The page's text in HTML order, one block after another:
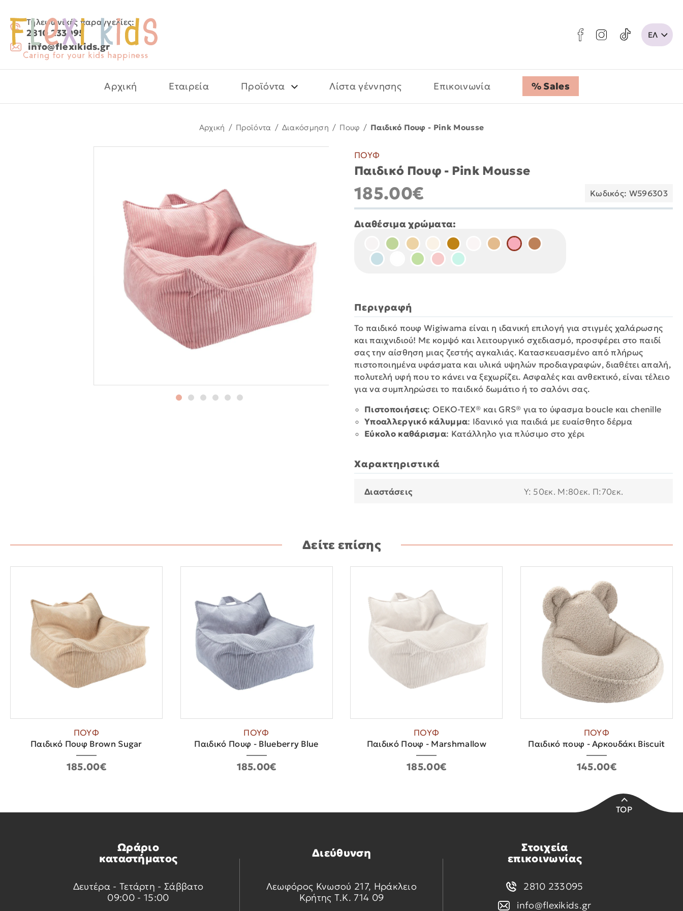
Τηλεφωνικές παραγγελίες:
2810 233095
info@flexikids.gr
Αρχική Εταιρεία Προϊόντα Λίστα γέννησης Επικοινωνία % Sales
Αρχική / Προϊόντα / Διακόσμηση / Πουφ / Παιδικό Πουφ - Pink Mousse
ΠΟΥΦ
Παιδικό Πουφ - Pink Mousse
185.00€ Κωδικός: W596303
Διαθέσιμα χρώματα:
Περιγραφή
Το παιδικό πουφ Wigiwama είναι η ιδανική επιλογή για στιγμές χαλάρωσης
και παιχνιδιού! Με κομψό και λειτουργικό σχεδιασμό, προσφέρει στο παιδί
σας την αίσθηση μιας ζεστής αγκαλιάς. Κατασκευασμένο από πλήρως
πιστοποιημένα υφάσματα και υλικά υψηλών προδιαγραφών, διαθέτει απαλή,
πολυτελή υφή που το κάνει να ξεχωρίζει. Ασφαλές και ανθεκτικό, είναι τέλειο
για να συμπληρώσει το παιδικό δωμάτιο ή το σαλόνι σας.
Πιστοποιήσεις: OEKO-TEX® και GRS® για το ύφασμα boucle και chenille
Υποαλλεργικό κάλυμμα: Ιδανικό για παιδιά με ευαίσθητο δέρμα
Εύκολο καθάρισμα: Κατάλληλο για πλύσιμο στο χέρι
Χαρακτηριστικά
Διαστάσεις Y: 50εκ. M:80εκ. Π:70εκ.
Δείτε επίσης
ΠΟΥΦ
Παιδικό Πουφ Brown Sugar
185.00€
ΠΟΥΦ
Παιδικό Πουφ - Blueberry Blue
185.00€
ΠΟΥΦ
Παιδικό Πουφ - Marshmallow
185.00€
ΠΟΥΦ
Παιδικό πουφ - Αρκουδάκι Biscuit
145.00€
TOP
Ωράριο
καταστήματος
Δευτέρα - Τετάρτη - Σάββατο
09:00 - 15:00
Διεύθυνση
Λεωφόρος Κνωσού 217, Ηράκλειο
Κρήτης Τ.Κ. 714 09
Στοιχεία
επικοινωνίας
2810 233095
info@flexikids.gr